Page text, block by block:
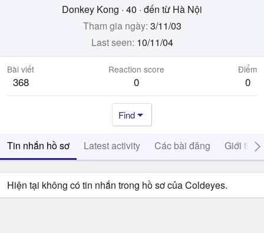
Donkey Kong · 40 · đến từ Hà Nội
Tham gia ngày 3/11/03
Last seen 10/11/04
Bài viết
368
Reaction score
0
Điểm
0
Find
Tin nhắn hồ sơ Latest activity Các bài đăng Giới thiệu
Hiện tại không có tin nhắn trong hồ sơ của Coldeyes.